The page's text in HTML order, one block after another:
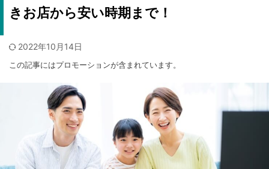
きお店から安い時期まで！
2022年10月14日
この記事にはプロモーションが含まれています。